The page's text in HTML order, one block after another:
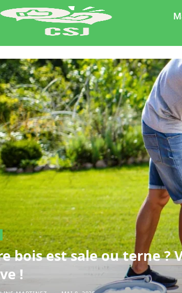
bois est sale ou terne ?
!